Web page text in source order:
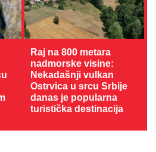
Raj na 800 metara
nadmorske visine:
Nekadašnji vulkan
Ostrvica u srcu Srbije
danas je popularna
turistička destinacija